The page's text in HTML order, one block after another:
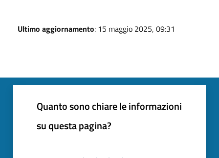
Ultimo aggiornamento: 15 maggio 2025, 09:31
Quanto sono chiare le informazioni
su questa pagina?